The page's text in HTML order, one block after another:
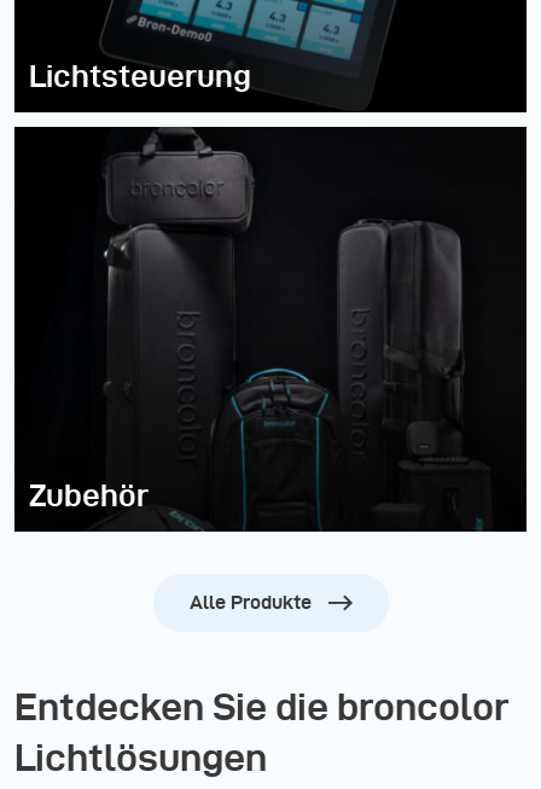
Lichtsteuerung
Zubehör
Alle Produkte
Entdecken Sie die broncolor
Lichtlösungen